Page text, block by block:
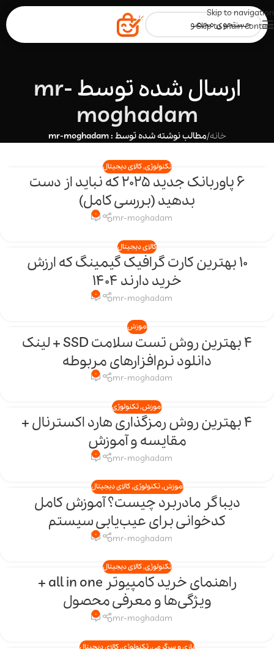
Skip to navigation
Skip to main content
ارسال شده توسطmr-
moghadam
خانه/مطالب نوشته شده توسط : mr-moghadam
تکنولوژی,کالای دیجیتال
6 پاوربانک جدید 2025 که نباید از دست
بدهید (بررسی کامل)
mr-moghadam
0
کالای دیجیتال
10 بهترین کارت گرافیک‌ گیمینگ که ارزش
خرید دارند 1404
mr-moghadam
0
14
آموزش
4 بهترین روش تست سلامت SSD + لینک
دانلود نرم‌افزارهای مربوطه
mr-moghadam
0
03
آموزش,تکنولوژی
4 بهترین روش رمزگذاری هارد اکسترنال +
مقایسه و آموزش
mr-moghadam
0
آموزش,تکنولوژی,کالای دیجیتال
دیباگر مادربرد چیست؟ آموزش کامل
کدخوانی برای عیب‌یابی سیستم
mr-moghadam
0
تکنولوژی,کالای دیجیتال
راهنمای خرید کامپیوتر all in one +
ویژگی‌ها و معرفی محصول
mr-moghadam
0
بازی و سرگرمی,تکنولوژی,کالای دیجیتال